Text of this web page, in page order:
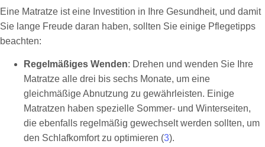
Eine Matratze ist eine Investition in Ihre Gesundheit, und damit
Sie lange Freude daran haben, sollten Sie einige Pflegetipps
beachten:
Regelmäßiges Wenden: Drehen und wenden Sie Ihre
Matratze alle drei bis sechs Monate, um eine
gleichmäßige Abnutzung zu gewährleisten. Einige
Matratzen haben spezielle Sommer- und Winterseiten,
die ebenfalls regelmäßig gewechselt werden sollten, um
den Schlafkomfort zu optimieren (3).